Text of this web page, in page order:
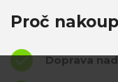
Proč
Doprava